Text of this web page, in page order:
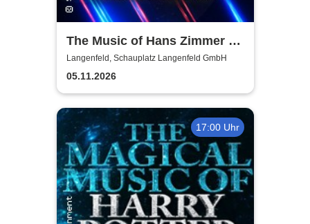
The Music of Hans Zimmer &
Others - A Celebration of Film
Music
Langenfeld, Schauplatz Langenfeld GmbH
05.11.2026
17:00 Uhr